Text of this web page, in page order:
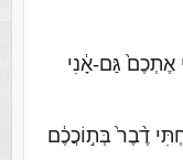
אֶתְכֶם֙ גַּם-אָ֔נִי
דֶ֨בֶר֙ בְּת֣וֹכֲכֶ֔ם